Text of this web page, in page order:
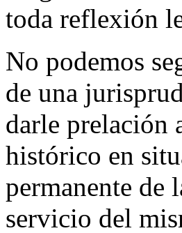
toda reflexión
No podemos
de una
darle prelación
histórico en
permanente de
servicio del